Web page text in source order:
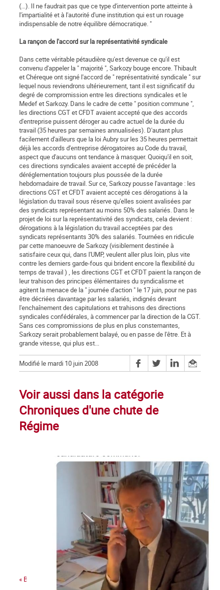
(...). Il ne faudrait pas que ce type d'intervention porte atteinte à
l'impartialité et à l'autorité d'une institution qui est un rouage
indispensable de notre équilibre démocratique. "
La rançon de l'accord sur la représentativité syndicale
Dans cette véritable pétaudière qu'est devenue ce qu'il est
convenu d'appeler la " majorité ", Sarkozy bouge encore. Thibault
et Chéreque ont signé l'accord de " représentativité syndicale " sur
lequel nous reviendrons ultérieurement, tant il est significatif du
degré de compromission entre les directions syndicales et le
Medef et Sarkozy. Dans le cadre de cette " position commune ",
les directions CGT et CFDT avaient accepté que des accords
d'entreprise puissent déroger au cadre actuel de la durée du
travail (35 heures par semaines annualisées). D'autant plus
facilement d'ailleurs que la loi Aubry sur les 35 heures permettait
déjà les accords d'entreprise dérogatoires au Code du travail,
aspect que d'aucuns ont tendance à masquer. Quoiqu'il en soit,
ces directions syndicales avaient accepté de précéder la
déréglementation toujours plus poussée de la durée
hebdomadaire de travail. Sur ce, Sarkozy pousse l'avantage : les
directions CGT et CFDT avaient accepté ces dérogations à la
législation du travail sous réserve qu'elles soient avalisées par
des syndicats représentant au moins 50% des salariés. Dans le
projet de loi sur la représentativité des syndicats, cela devient :
dérogations à la législation du travail acceptées par des
syndicats représentants 30% des salariés. Tournées en ridicule
par cette manoeuvre de Sarkozy (visiblement destinée à
satisfaire ceux qui, dans l'UMP, veulent aller plus loin, plus vite
contre les derniers garde-fous qui brident encore la flexibilité du
temps de travail ) , les directions CGT et CFDT paient la rançon de
leur trahison des principes élémentaires du syndicalisme et
agitent la menace de la " journée d'action " le 17 juin, pour ne pas
être décriées davantage par les salariés, indignés devant
l'enchaînement des capitulations et trahisons des directions
syndicales confédérales, à commencer par la direction de la CGT.
Sans ces compromissions de plus en plus consternantes,
Sarkozy serait probablement balayé, ou en passe de l'être. Et à
grande vitesse, qui plus est...
Modifié le mardi 10 juin 2008
Voir aussi dans la catégorie
Chroniques d'une chute de
Régime
« Bonjour Jean-Luc, c’est Arnaud Montebourg »